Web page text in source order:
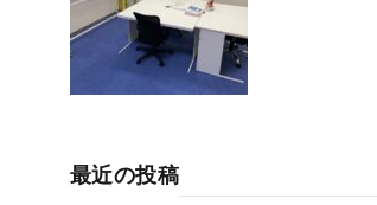
最近の投稿